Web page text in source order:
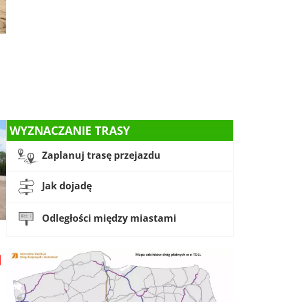
WYZNACZANIE TRASY
Zaplanuj trasę przejazdu
Jak dojadę
Odległości między miastami